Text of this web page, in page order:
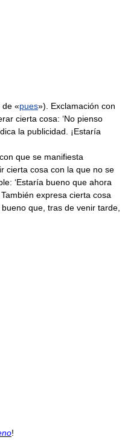
de «pues»). Exclamación con
cierta cosa: ‘No pienso
la publicidad. ¡Estaría
que se manifiesta
cierta cosa con la que no se
‘Estaría bueno que ahora
También expresa cierta cosa
que, tras de venir tarde,
!